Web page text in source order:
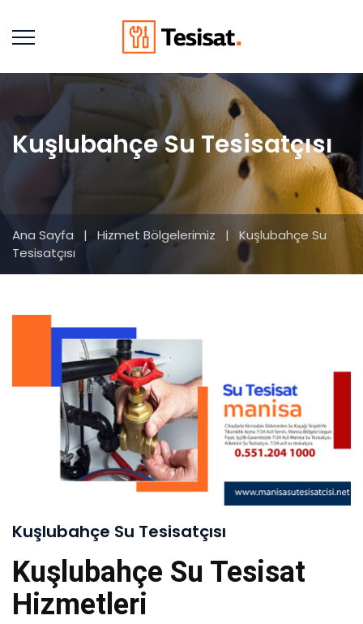
Kuşlubahçe Su Tesisatçısı
Ana Sayfa | Hizmet Bölgelerimiz |
Kuşlubahçe Su
Tesisatçısı
Kuşlubahçe Su Tesisatçısı
Kuşlubahçe Su Tesisat
Hizmetleri